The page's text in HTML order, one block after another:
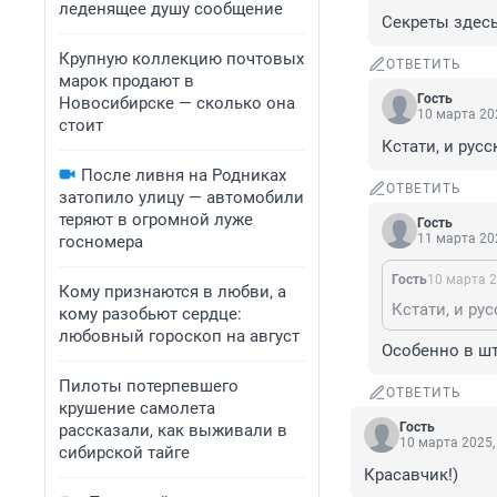
леденящее душу сообщение
Крупную коллекцию почтовых
марок продают в
Новосибирске — сколько она
стоит
После ливня на Родниках
затопило улицу — автомобили
теряют в огромной луже
госномера
Кому признаются в любви, а
кому разобьют сердце:
любовный гороскоп на август
Пилоты потерпевшего
крушение самолета
рассказали, как выживали в
сибирской тайге
Секреты
ОТВЕТИТЬ
Гость
10 марта
Кстати, и
ОТВЕТИТЬ
Гость
11 марта
Гость10 марта
Кстати, и
Особенно в
ОТВЕТИТЬ
Гость
10 марта
Красавчик!)